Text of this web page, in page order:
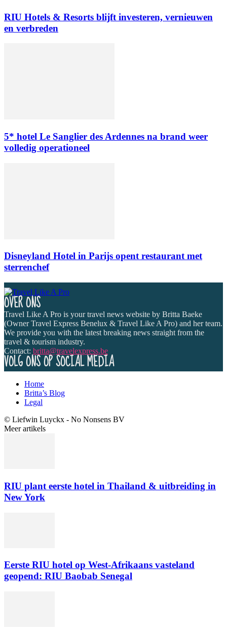
RIU Hotels & Resorts blijft investeren, vernieuwen
en verbreden
5* hotel Le Sanglier des Ardennes na brand weer
volledig operationeel
Disneyland Hotel in Parijs opent restaurant met
sterrenchef
OVER ONS
Travel Like A Pro is your travel news website by Britta Baeke
(Owner Travel Express Benelux & Travel Like A Pro) and her team.
We provide you with the latest breaking news straight from the
travel & tourism industry.
Contact: britta@travelexpress.be
VOLG ONS OP SOCIAL MEDIA
Home
Britta’s Blog
Legal
© Liefwin Luyckx - No Nonsens BV
Meer artikels
RIU plant eerste hotel in Thailand & uitbreiding in
New York
Eerste RIU hotel op West-Afrikaans vasteland
geopend: RIU Baobab Senegal